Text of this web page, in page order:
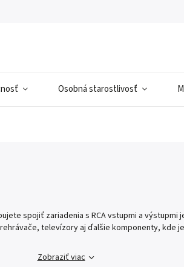
Osobná starostlivosť
spojiť zariadenia s RCA vstupmi a
televízory aj ďalšie komponenty, kde
Zobraziť viac